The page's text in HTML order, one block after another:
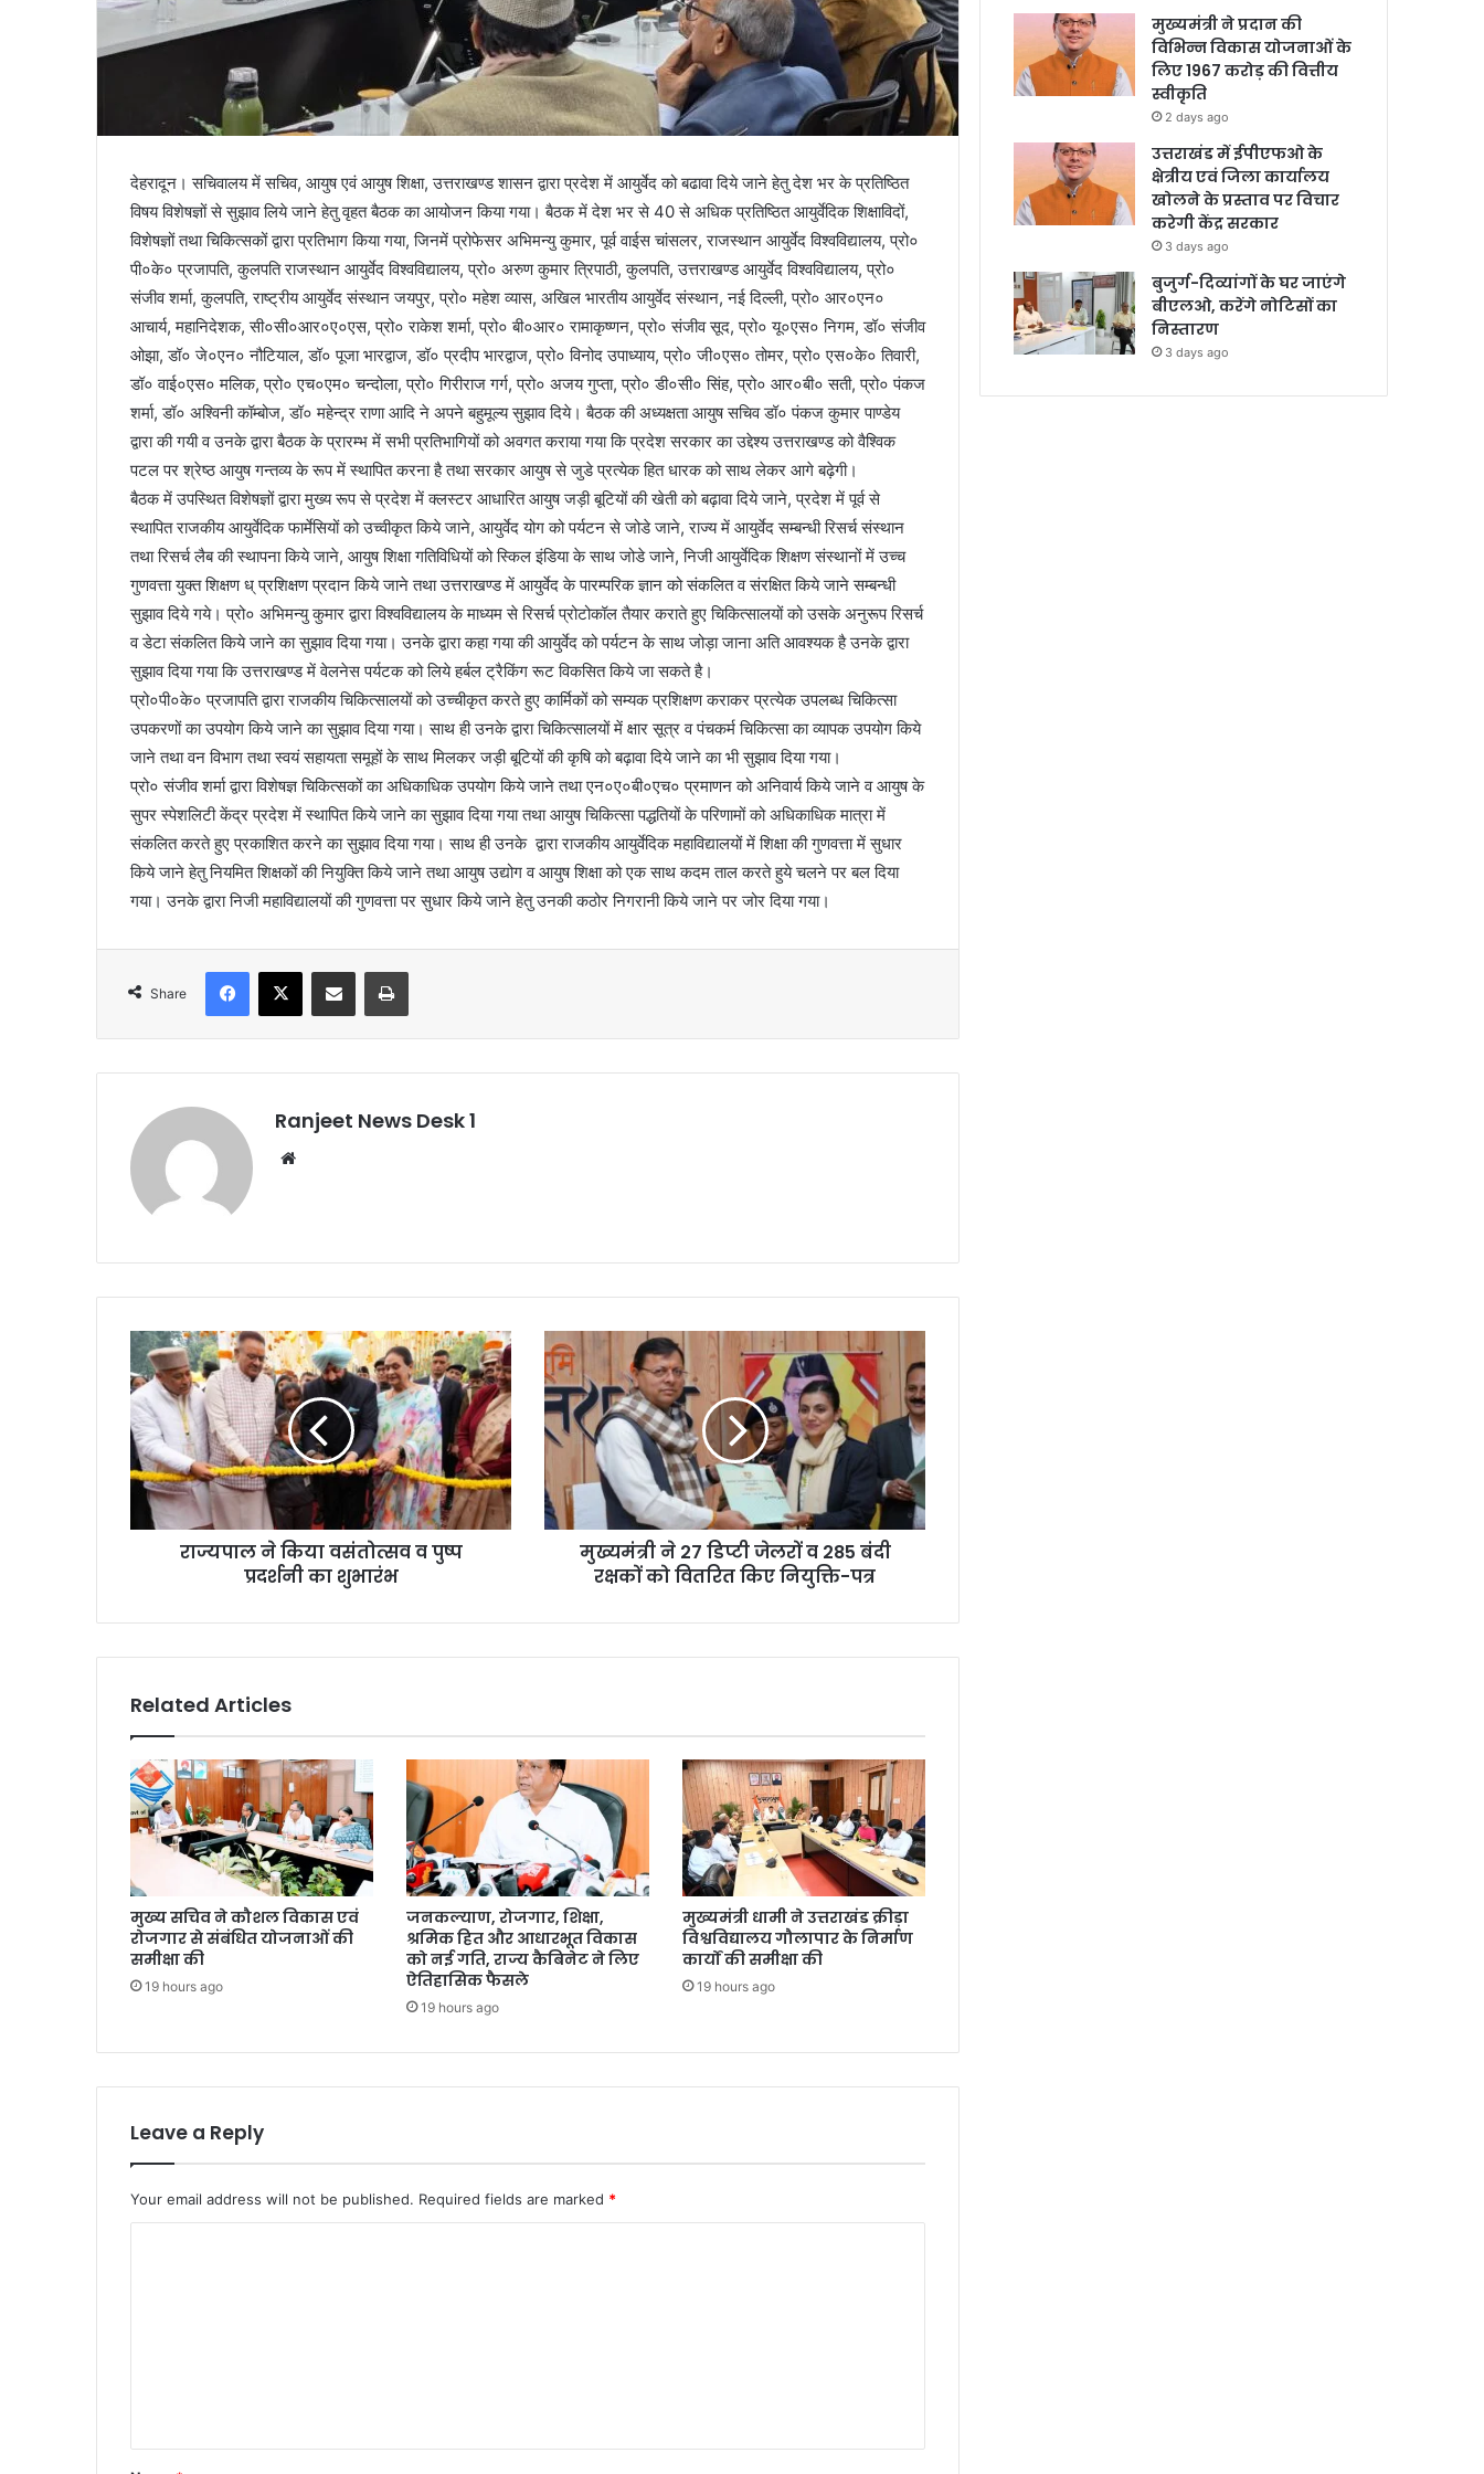
देहरादून। सचिवालय में सचिव, आयुष एवं आयुष शिक्षा, उत्तराखण्ड शासन द्वारा प्रदेश में आयुर्वेद को बढावा दिये जाने हेतु देश भर के प्रतिष्ठित
विषय विशेषज्ञों से सुझाव लिये जाने हेतु वृहत बैठक का आयोजन किया गया। बैठक में देश भर से 40 से अधिक प्रतिष्ठित आयुर्वेदिक शिक्षाविदों,
विशेषज्ञों तथा चिकित्सकों द्वारा प्रतिभाग किया गया, जिनमें प्रोफेसर अभिमन्यु कुमार, पूर्व वाईस चांसलर, राजस्थान आयुर्वेद विश्वविद्यालय, प्रो०
पी०के० प्रजापति, कुलपति राजस्थान आयुर्वेद विश्वविद्यालय, प्रो० अरुण कुमार त्रिपाठी, कुलपति, उत्तराखण्ड आयुर्वेद विश्वविद्यालय, प्रो०
संजीव शर्मा, कुलपति, राष्ट्रीय आयुर्वेद संस्थान जयपुर, प्रो० महेश व्यास, अखिल भारतीय आयुर्वेद संस्थान, नई दिल्ली, प्रो० आर०एन०
आचार्य, महानिदेशक, सी०सी०आर०ए०एस, प्रो० राकेश शर्मा, प्रो० बी०आर० रामाकृष्णन, प्रो० संजीव सूद, प्रो० यू०एस० निगम, डॉ० संजीव
ओझा, डॉ० जे०एन० नौटियाल, डॉ० पूजा भारद्वाज, डॉ० प्रदीप भारद्वाज, प्रो० विनोद उपाध्याय, प्रो० जी०एस० तोमर, प्रो० एस०के० तिवारी,
डॉ० वाई०एस० मलिक, प्रो० एच०एम० चन्दोला, प्रो० गिरीराज गर्ग, प्रो० अजय गुप्ता, प्रो० डी०सी० सिंह, प्रो० आर०बी० सती, प्रो० पंकज
शर्मा, डॉ० अश्विनी कॉम्बोज, डॉ० महेन्द्र राणा आदि ने अपने बहुमूल्य सुझाव दिये। बैठक की अध्यक्षता आयुष सचिव डॉ० पंकज कुमार पाण्डेय
द्वारा की गयी व उनके द्वारा बैठक के प्रारम्भ में सभी प्रतिभागियों को अवगत कराया गया कि प्रदेश सरकार का उद्देश्य उत्तराखण्ड को वैश्विक
पटल पर श्रेष्ठ आयुष गन्तव्य के रूप में स्थापित करना है तथा सरकार आयुष से जुडे प्रत्येक हित धारक को साथ लेकर आगे बढ़ेगी।
बैठक में उपस्थित विशेषज्ञों द्वारा मुख्य रूप से प्रदेश में क्लस्टर आधारित आयुष जड़ी बूटियों की खेती को बढ़ावा दिये जाने, प्रदेश में पूर्व से
स्थापित राजकीय आयुर्वेदिक फार्मेसियों को उच्वीकृत किये जाने, आयुर्वेद योग को पर्यटन से जोडे जाने, राज्य में आयुर्वेद सम्बन्धी रिसर्च संस्थान
तथा रिसर्च लैब की स्थापना किये जाने, आयुष शिक्षा गतिविधियों को स्किल इंडिया के साथ जोडे जाने, निजी आयुर्वेदिक शिक्षण संस्थानों में उच्च
गुणवत्ता युक्त शिक्षण ध् प्रशिक्षण प्रदान किये जाने तथा उत्तराखण्ड में आयुर्वेद के पारम्परिक ज्ञान को संकलित व संरक्षित किये जाने सम्बन्धी
सुझाव दिये गये। प्रो० अभिमन्यु कुमार द्वारा विश्वविद्यालय के माध्यम से रिसर्च प्रोटोकॉल तैयार कराते हुए चिकित्सालयों को उसके अनुरूप रिसर्च
व डेटा संकलित किये जाने का सुझाव दिया गया। उनके द्वारा कहा गया की आयुर्वेद को पर्यटन के साथ जोड़ा जाना अति आवश्यक है उनके द्वारा
सुझाव दिया गया कि उत्तराखण्ड में वेलनेस पर्यटक को लिये हर्बल ट्रैकिंग रूट विकसित किये जा सकते है।
प्रो०पी०के० प्रजापति द्वारा राजकीय चिकित्सालयों को उच्चीकृत करते हुए कार्मिकों को सम्यक प्रशिक्षण कराकर प्रत्येक उपलब्ध चिकित्सा
उपकरणों का उपयोग किये जाने का सुझाव दिया गया। साथ ही उनके द्वारा चिकित्सालयों में क्षार सूत्र व पंचकर्म चिकित्सा का व्यापक उपयोग किये
जाने तथा वन विभाग तथा स्वयं सहायता समूहों के साथ मिलकर जड़ी बूटियों की कृषि को बढ़ावा दिये जाने का भी सुझाव दिया गया।
प्रो० संजीव शर्मा द्वारा विशेषज्ञ चिकित्सकों का अधिकाधिक उपयोग किये जाने तथा एन०ए०बी०एच० प्रमाणन को अनिवार्य किये जाने व आयुष के
सुपर स्पेशलिटी केंद्र प्रदेश में स्थापित किये जाने का सुझाव दिया गया तथा आयुष चिकित्सा पद्धतियों के परिणामों को अधिकाधिक मात्रा में
संकलित करते हुए प्रकाशित करने का सुझाव दिया गया। साथ ही उनके द्वारा राजकीय आयुर्वेदिक महाविद्यालयों में शिक्षा की गुणवत्ता में सुधार
किये जाने हेतु नियमित शिक्षकों की नियुक्ति किये जाने तथा आयुष उद्योग व आयुष शिक्षा को एक साथ कदम ताल करते हुये चलने पर बल दिया
गया। उनके द्वारा निजी महाविद्यालयों की गुणवत्ता पर सुधार किये जाने हेतु उनकी कठोर निगरानी किये जाने पर जोर दिया गया।
Share
Ranjeet News Desk 1
राज्यपाल ने किया वसंतोत्सव व पुष्प
प्रदर्शनी का शुभारंभ
मुख्यमंत्री ने 27 डिप्टी जेलरों व 285 बंदी
रक्षकों को वितरित किए नियुक्ति-पत्र
Related Articles
मुख्य सचिव ने कौशल विकास एवं
रोजगार से संबंधित योजनाओं की
समीक्षा की
19 hours ago
जनकल्याण, रोजगार, शिक्षा,
श्रमिक हित और आधारभूत विकास
को नई गति, राज्य कैबिनेट ने लिए
ऐतिहासिक फैसले
19 hours ago
मुख्यमंत्री धामी ने उत्तराखंड क्रीड़ा
विश्वविद्यालय गौलापार के निर्माण
कार्यों की समीक्षा की
19 hours ago
Leave a Reply
Your email address will not be published. Required fields are marked *
मुख्यमंत्री ने प्रदान की
विभिन्न विकास योजनाओं के
लिए 1967 करोड़ की वित्तीय
स्वीकृति
2 days ago
उत्तराखंड में ईपीएफओ के
क्षेत्रीय एवं जिला कार्यालय
खोलने के प्रस्ताव पर विचार
करेगी केंद्र सरकार
3 days ago
बुजुर्ग-दिव्यांगों के घर जाएंगे
बीएलओ, करेंगे नोटिसों का
निस्तारण
3 days ago